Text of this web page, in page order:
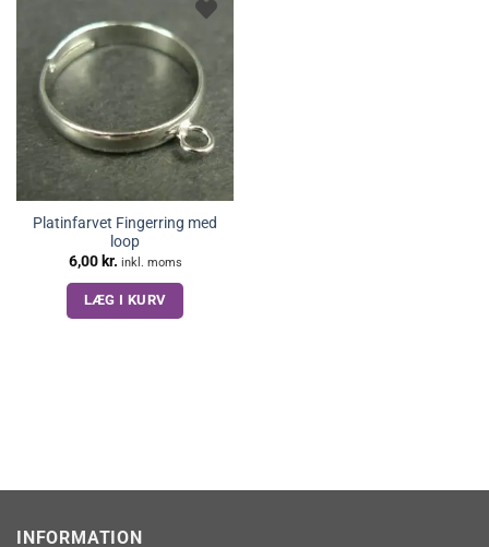
Platinfarvet Fingerring med
loop
6,00 kr. inkl. moms
LÆG I KURV
INFORMATION